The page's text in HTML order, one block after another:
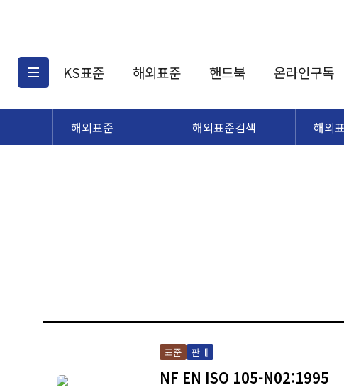
KS표준
KS표준검색
해외표준
해외표준검색
핸드북 온라인구독
해외표준 해외표준검색 해외
표준 판매
NF EN ISO 105-N02:1995